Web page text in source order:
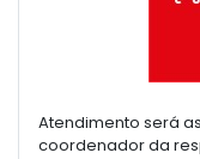
Atendimento será
coordenador da